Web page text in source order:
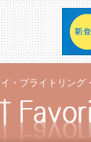
・ブライトリン